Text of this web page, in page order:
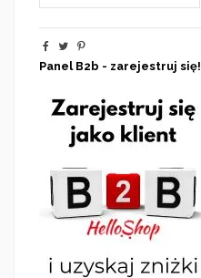
Panel B2b - zarejestruj się!